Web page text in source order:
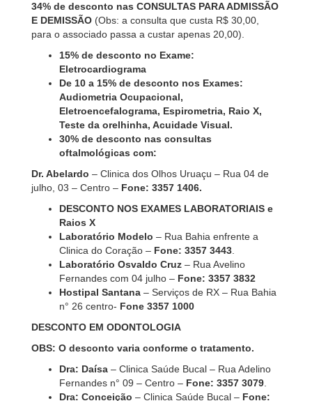
34% de desconto nas CONSULTAS PARA ADMISSÃO
E DEMISSÃO (Obs: a consulta que custa R$ 30,00,
para o associado passa a custar apenas 20,00).
15% de desconto no Exame:
Eletrocardiograma
De 10 a 15% de desconto nos Exames:
Audiometria Ocupacional,
Eletroencefalograma, Espirometria, Raio X,
Teste da orelhinha, Acuidade Visual.
30% de desconto nas consultas
oftalmológicas com:
Dr. Abelardo – Clinica dos Olhos Uruaçu – Rua 04 de
julho, 03 – Centro – Fone: 3357 1406.
DESCONTO NOS EXAMES LABORATORIAIS e
Raios X
Laboratório Modelo – Rua Bahia enfrente a
Clinica do Coração – Fone: 3357 3443
Laboratório Osvaldo Cruz – Rua Avelino
Fernandes com 04 julho – Fone: 3357 3832
Hostipal Santana – Serviços de RX – Rua Bahia
n° 26 centro- Fone 3357 1000
DESCONTO EM ODONTOLOGIA
OBS: O desconto varia conforme o tratamento.
Dra: Daísa – Clinica Saúde Bucal – Rua Adelino
Fernandes n° 09 – Centro – Fone: 3357 3079
Dra: Conceição – Clinica Saúde Bucal – Fone: